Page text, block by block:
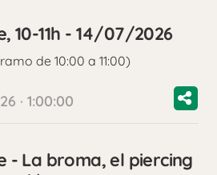
10-11h - 14/07/2026
de 10:00 a 11:00)
· 1:00:00
- La broma, el piercing